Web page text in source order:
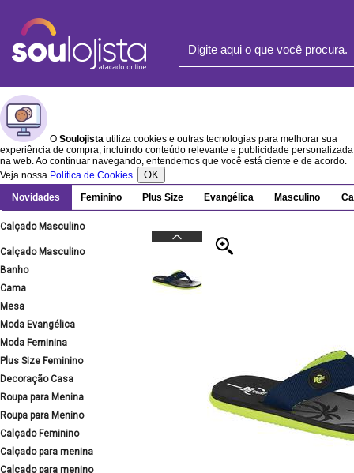
O Soulojista utiliza cookies e outras tecnologias para melhorar sua
experiência de compra, incluindo conteúdo relevante e publicidade personalizada
na web. Ao continuar navegando, entendemos que você está ciente e de acordo.
Veja nossa Política de Cookies. OK
Novidades Feminino Plus Size Evangélica Masculino
Calçado Masculino
Calçado Masculino
Banho
Cama
Mesa
Moda Evangélica
Moda Feminina
Plus Size Feminino
Decoração Casa
Roupa para Menina
Roupa para Menino
Calçado Feminino
Calçado para menina
Calçado para menino